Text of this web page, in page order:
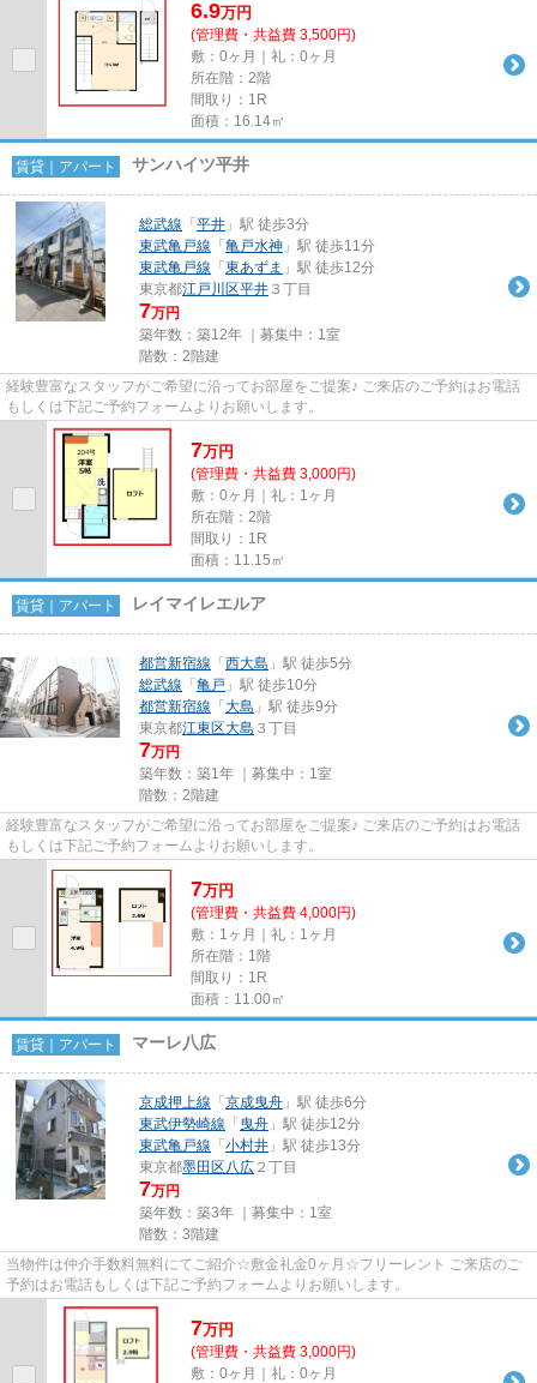
6.9万円
(管理費・共益費 3,500円)
敷：0ヶ月｜礼：0ヶ月
所在階：2階
間取り：1R
面積：16.14㎡
賃貸｜アパート サンハイツ平井
総武線 「 平井 」駅 徒歩3分
東武亀戸線 「 亀戸水神 」駅 徒歩11分
東武亀戸線 「 東あずま 」駅 徒歩12分
東京都江戸川区平井 ３丁目
7万円
築年数：築12年 ｜募集中： 1室
階数：2階建
経験豊富なスタッフがご希望に沿ってお部屋をご提案♪ ご来店のご予約はお電話
もしくは下記ご予約フォームよりお願いします。
7万円
(管理費・共益費 3,000円)
敷：0ヶ月｜礼：1ヶ月
所在階：2階
間取り：1R
面積：11.15㎡
賃貸｜アパート レイマイレエルア
都営新宿線 「 西大島 」駅 徒歩5分
総武線 「 亀戸 」駅 徒歩10分
都営新宿線 「 大島 」駅 徒歩9分
東京都江東区大島 ３丁目
7万円
築年数：築1年 ｜募集中： 1室
階数：2階建
経験豊富なスタッフがご希望に沿ってお部屋をご提案♪ ご来店のご予約はお電話
もしくは下記ご予約フォームよりお願いします。
7万円
(管理費・共益費 4,000円)
敷：1ヶ月｜礼：1ヶ月
所在階：1階
間取り：1R
面積：11.00㎡
賃貸｜アパート マーレ八広
京成押上線 「 京成曳舟 」駅 徒歩6分
東武伊勢崎線 「 曳舟 」駅 徒歩12分
東武亀戸線 「 小村井 」駅 徒歩13分
東京都墨田区八広 ２丁目
7万円
築年数：築3年 ｜募集中： 1室
階数：3階建
当物件は仲介手数料無料にてご紹介☆敷金礼金0ヶ月☆フリーレント ご来店のご
予約はお電話もしくは下記ご予約フォームよりお願いします。
7万円
(管理費・共益費 3,000円)
敷：0ヶ月｜礼：0ヶ月